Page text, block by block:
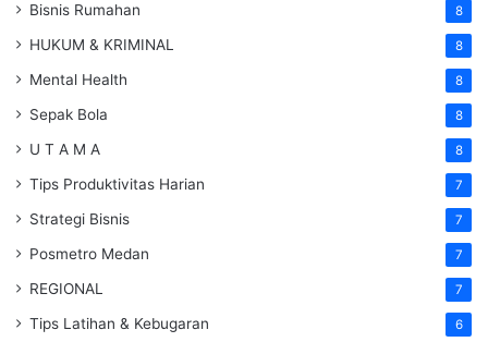
Bisnis Rumahan 8
HUKUM & KRIMINAL 8
Mental Health 8
Sepak Bola 8
U T A M A 8
Tips Produktivitas Harian 7
Strategi Bisnis 7
Posmetro Medan 7
REGIONAL 7
Tips Latihan & Kebugaran 6